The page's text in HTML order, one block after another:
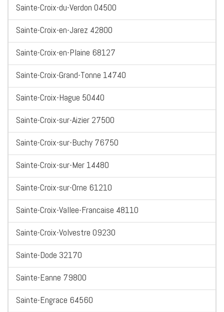
Sainte-Croix-du-Verdon 04500
Sainte-Croix-en-Jarez 42800
Sainte-Croix-en-Plaine 68127
Sainte-Croix-Grand-Tonne 14740
Sainte-Croix-Hague 50440
Sainte-Croix-sur-Aizier 27500
Sainte-Croix-sur-Buchy 76750
Sainte-Croix-sur-Mer 14480
Sainte-Croix-sur-Orne 61210
Sainte-Croix-Vallee-Francaise 48110
Sainte-Croix-Volvestre 09230
Sainte-Dode 32170
Sainte-Eanne 79800
Sainte-Engrace 64560